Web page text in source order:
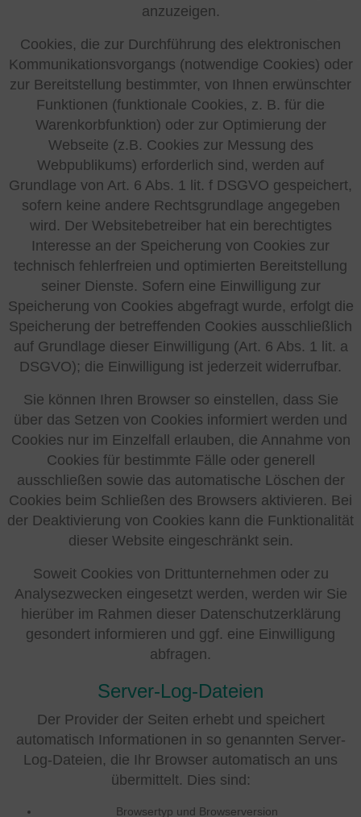
anzuzeigen.
Cookies, die zur Durchführung des elektronischen
Kommunikationsvorgangs (notwendige Cookies) oder
zur Bereitstellung bestimmter, von Ihnen erwünschter
Funktionen (funktionale Cookies, z. B. für die
Warenkorbfunktion) oder zur Optimierung der
Webseite (z.B. Cookies zur Messung des
Webpublikums) erforderlich sind, werden auf
Grundlage von Art. 6 Abs. 1 lit. f DSGVO gespeichert,
sofern keine andere Rechtsgrundlage angegeben
wird. Der Websitebetreiber hat ein berechtigtes
Interesse an der Speicherung von Cookies zur
technisch fehlerfreien und optimierten Bereitstellung
seiner Dienste. Sofern eine Einwilligung zur
Speicherung von Cookies abgefragt wurde, erfolgt die
Speicherung der betreffenden Cookies ausschließlich
auf Grundlage dieser Einwilligung (Art. 6 Abs. 1 lit. a
DSGVO); die Einwilligung ist jederzeit widerrufbar.
Sie können Ihren Browser so einstellen, dass Sie
über das Setzen von Cookies informiert werden und
Cookies nur im Einzelfall erlauben, die Annahme von
Cookies für bestimmte Fälle oder generell
ausschließen sowie das automatische Löschen der
Cookies beim Schließen des Browsers aktivieren. Bei
der Deaktivierung von Cookies kann die Funktionalität
dieser Website eingeschränkt sein.
Soweit Cookies von Drittunternehmen oder zu
Analysezwecken eingesetzt werden, werden wir Sie
hierüber im Rahmen dieser Datenschutzerklärung
gesondert informieren und ggf. eine Einwilligung
abfragen.
Server-Log-Dateien
Der Provider der Seiten erhebt und speichert
automatisch Informationen in so genannten Server-
Log-Dateien, die Ihr Browser automatisch an uns
übermittelt. Dies sind:
Browsertyp und Browserversion